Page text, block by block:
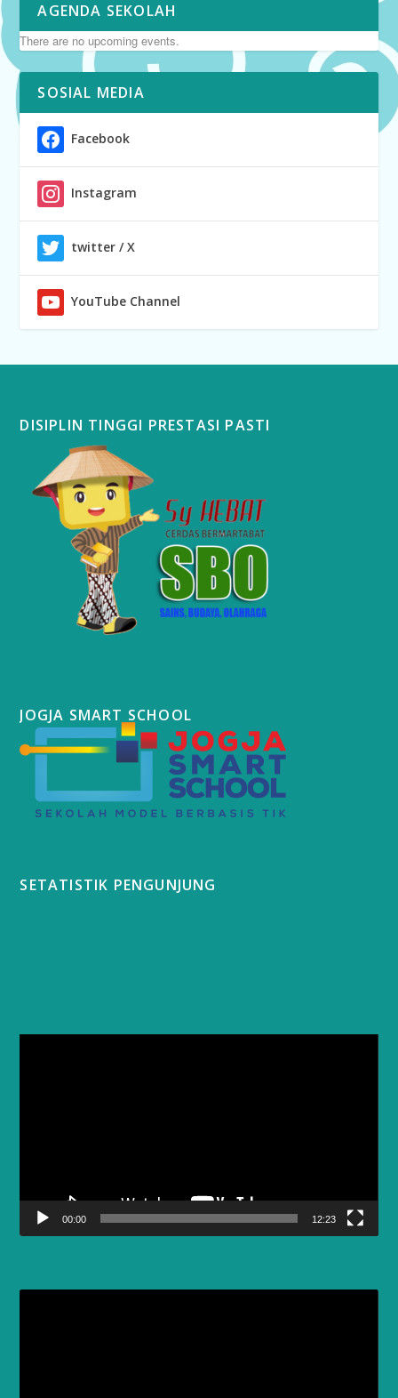
AGENDA SEKOLAH
There are no upcoming events.
SOSIAL MEDIA
Facebook
Instagram
twitter / X
YouTube Channel
DISIPLIN TINGGI PRESTASI PASTI
JOGJA SMART SCHOOL
SETATISTIK PENGUNJUNG
00:00 12:23